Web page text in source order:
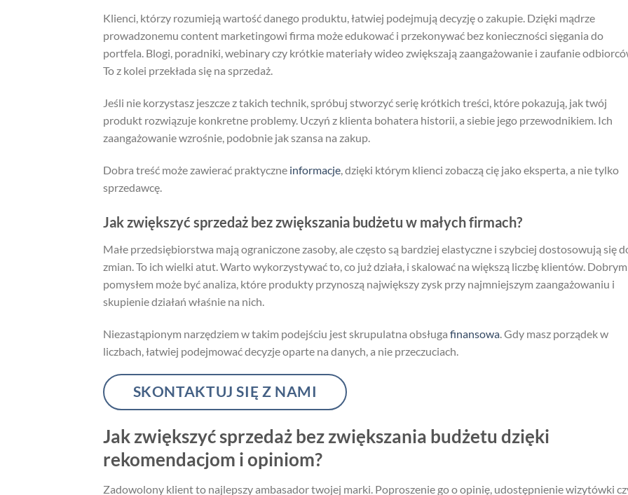
Klienci, którzy rozumieją wartość danego produktu, łatwiej podejmują decyzję o zakupie. Dzięki mądrze
prowadzonemu content marketingowi firma może edukować i przekonywać bez konieczności sięgania do
portfela. Blogi, poradniki, webinary czy krótkie materiały wideo zwiększają zaangażowanie i zaufanie
To z kolei przekłada się na sprzedaż.
Jeśli nie korzystasz jeszcze z takich technik, spróbuj stworzyć serię krótkich treści, które pokazują, jak twój
produkt rozwiązuje konkretne problemy. Uczyń z klienta bohatera historii, a siebie jego przewodnikiem. Ich
zaangażowanie wzrośnie, podobnie jak szansa na zakup.
Dobra treść może zawierać praktyczne informacje, dzięki którym klienci zobaczą cię jako eksperta, a nie tylko
sprzedawcę.
Jak zwiększyć sprzedaż bez zwiększania budżetu w małych firmach?
Małe przedsiębiorstwa mają ograniczone zasoby, ale często są bardziej elastyczne i szybciej dostosowują się
zmian. To ich wielki atut. Warto wykorzystywać to, co już działa, i skalować na większą liczbę klientów. Dobrym
pomysłem może być analiza, które produkty przynoszą największy zysk przy najmniejszym zaangażowaniu i
skupienie działań właśnie na nich.
Niezastąpionym narzędziem w takim podejściu jest skrupulatna obsługa finansowa . Gdy masz porządek w
liczbach, łatwiej podejmować decyzje oparte na danych, a nie przeczuciach.
SKONTAKTUJ SIĘ Z NAMI
Jak zwiększyć sprzedaż bez zwiększania budżetu dzięki
rekomendacjom i opiniom?
Zadowolony klient to najlepszy ambasador twojej marki. Poproszenie go o opinię, udostępnienie wizytówki